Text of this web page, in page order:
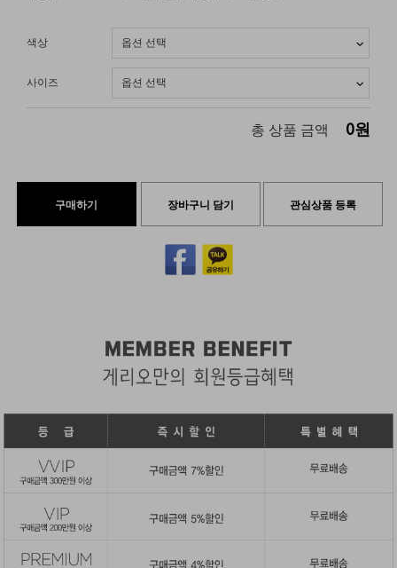
색상
사이즈
총 상품 금액 0원
구매하기 장바구니 담기 관심상품 등록